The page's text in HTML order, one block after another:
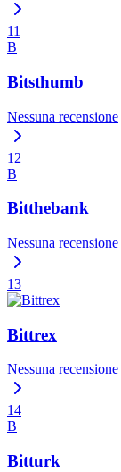
11
B
Bitsthumb
Nessuna recensione
12
B
Bitthebank
Nessuna recensione
13
Bittrex
Nessuna recensione
14
B
Bitturk